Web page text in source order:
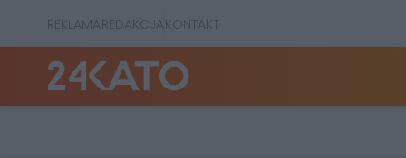
REKLAMAREDAKCJAKONTAKT